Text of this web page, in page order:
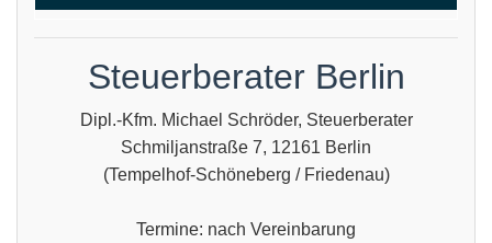
Steuerberater Berlin
Dipl.-Kfm. Michael Schröder, Steuerberater
Schmiljanstraße 7, 12161 Berlin
(Tempelhof-Schöneberg / Friedenau)
Termine: nach Vereinbarung